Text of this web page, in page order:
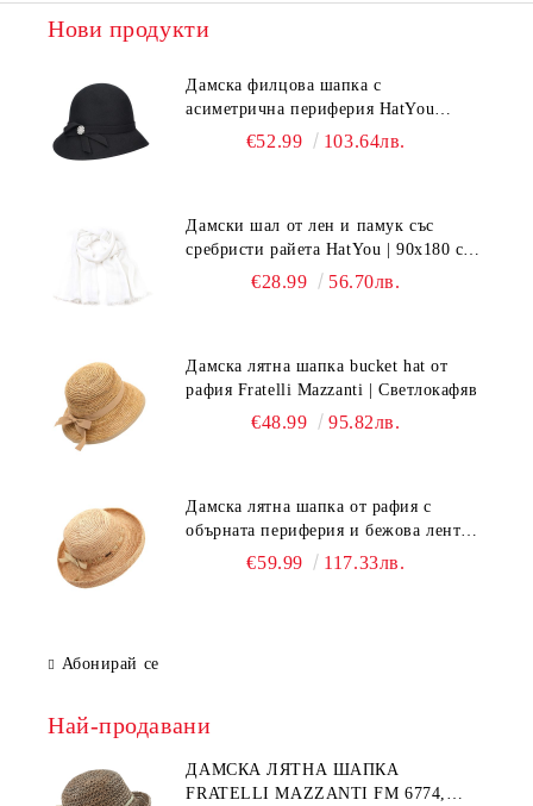
Нови продукти
Дамска филцова шапка с
асиметрична периферия HatYou
CF0376 | Черен
€52.99 103.64лв.
Дамски шал от лен и памук със
сребристи райета HatYou | 90x180 см |
€28.99 56.70лв.
Дамска лятна шапка bucket hat от
рафия Fratelli Mazzanti | Светлокафяв
€48.99 95.82лв.
Дамска лятна шапка от рафия с
обърната периферия и бежова лента
Fratelli Mazzanti | Натурален
€59.99 117.33лв.
Абонирай се
Най-продавани
ДАМСКА ЛЯТНА ШАПКА
FRATELLI MAZZANTI FM 6774,